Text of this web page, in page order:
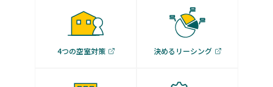
4つの空室対策 決めるリーシング